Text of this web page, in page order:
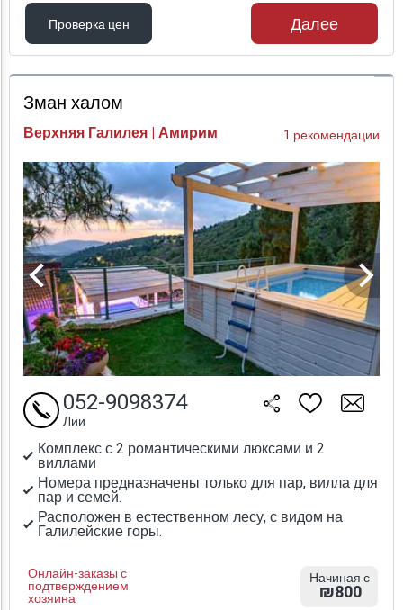
Проверка цен
Проверка цен
Далее
Зман халом
Верхняя Галилея | Амирим 1 рекомендации
Комплекс с 2 романтическими люксами и 2
виллами
Номера предназначены только для пар, вилла для
пар и семей.
Расположен в естественном лесу, с видом на
Галилейские горы.
Онлайн-заказы с
подтверждением
хозяина
052-9098374
Лии
Начиная с
₪800